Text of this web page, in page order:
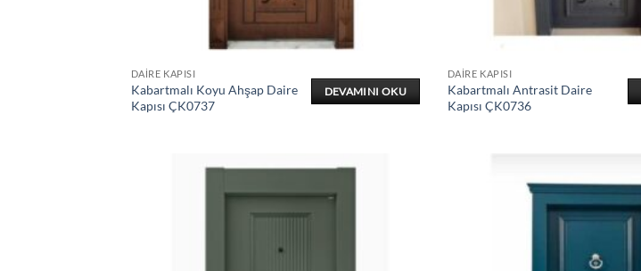
DAIRE KAPISI
Kabartmalı Koyu Ahşap Daire
Kapısı ÇK0737
DEVAMINI OKU
DAIRE KAPISI
Kabartmalı Antrasit Daire
Kapısı ÇK0736